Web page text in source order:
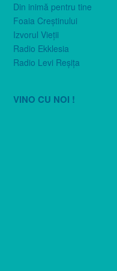
Din inimă pentru tine
Foaia Creştinului
Izvorul Vieţii
Radio Ekklesia
Radio Levi Reşiţa
VINO CU NOI !